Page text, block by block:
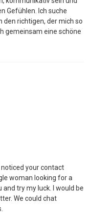
Gefühlen. Ich suche
den richtigen, der mich so
gemeinsam eine schöne
noticed your contact
woman looking for a
try my luck. I would be
We could chat